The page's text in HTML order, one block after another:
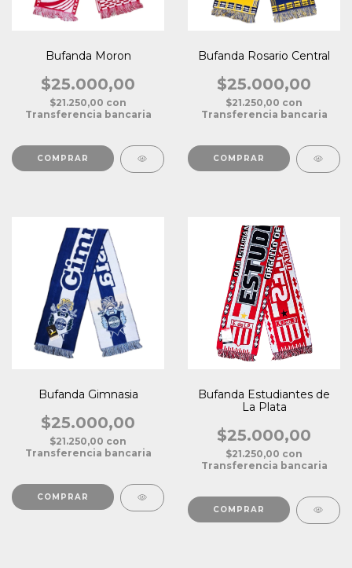
Bufanda Moron
$25.000,00
$21.250,00 con
Transferencia bancaria
Bufanda Rosario Central
$25.000,00
$21.250,00 con
Transferencia bancaria
Bufanda Gimnasia
$25.000,00
$21.250,00 con
Transferencia bancaria
Bufanda Estudiantes de
La Plata
$25.000,00
$21.250,00 con
Transferencia bancaria
COMPRAR